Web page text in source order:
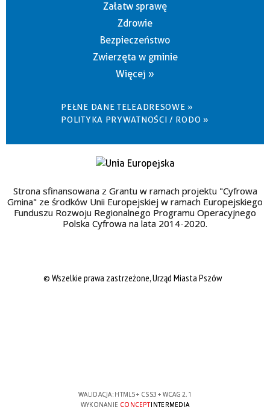
Załatw sprawę
Zdrowie
Bezpieczeństwo
Zwierzęta w gminie
Więcej »
PEŁNE DANE TELEADRESOWE »
POLITYKA PRYWATNOŚCI / RODO »
Strona sfinansowana z Grantu w ramach projektu "Cyfrowa
Gmina" ze środków Unii Europejskiej w ramach Europejskiego
Funduszu Rozwoju Regionalnego Programu Operacyjnego
Polska Cyfrowa na lata 2014-2020.
© Wszelkie prawa zastrzeżone, Urząd Miasta Pszów
WALIDACJA: HTML5+ CSS3 + WCAG 2.1
WYKONANIE CONCEPTINTERMEDIA